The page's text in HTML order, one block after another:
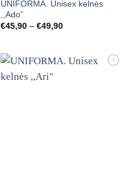
UNIFORMA. Unisex kelnės
,,Ado”
€45,90 – €49,90Price
€49,90